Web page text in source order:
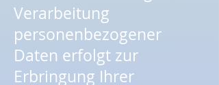
Verarbeitung
personenbezogener
Daten erfolgt zur
Erbringung Ihrer